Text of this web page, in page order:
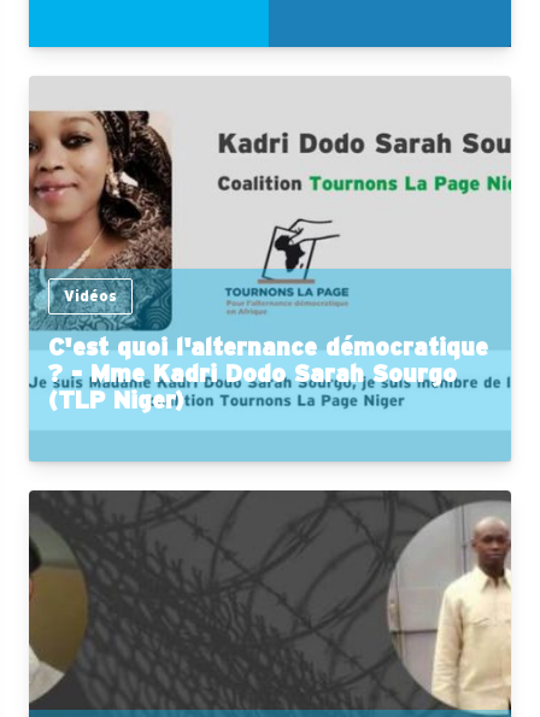
Vidéos
C'est quoi l'alternance démocratique
? - Mme Kadri Dodo Sarah Sourgo
(TLP Niger)